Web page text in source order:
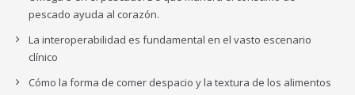
pescado ayuda al corazón.
La interoperabilidad es fundamental en el vasto escenario
clínico
Cómo la forma de comer despacio y la textura de los alimentos